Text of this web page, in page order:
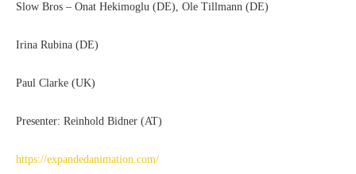
Slow Bros – Onat Hekimoglu (DE), Ole Tillmann (DE)
Irina Rubina (DE)
Paul Clarke (UK)
Presenter: Reinhold Bidner (AT)
https://expandedanimation.com/